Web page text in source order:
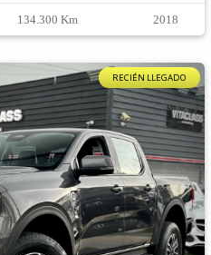
134.300 Km 2018
RECIÉN LLEGADO